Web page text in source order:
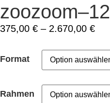
zoozoom–12
375,00 € – 2.670,00 €
Format
Rahmen